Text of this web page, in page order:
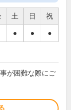
土 日 祝
● ● ●
が困難な際にご